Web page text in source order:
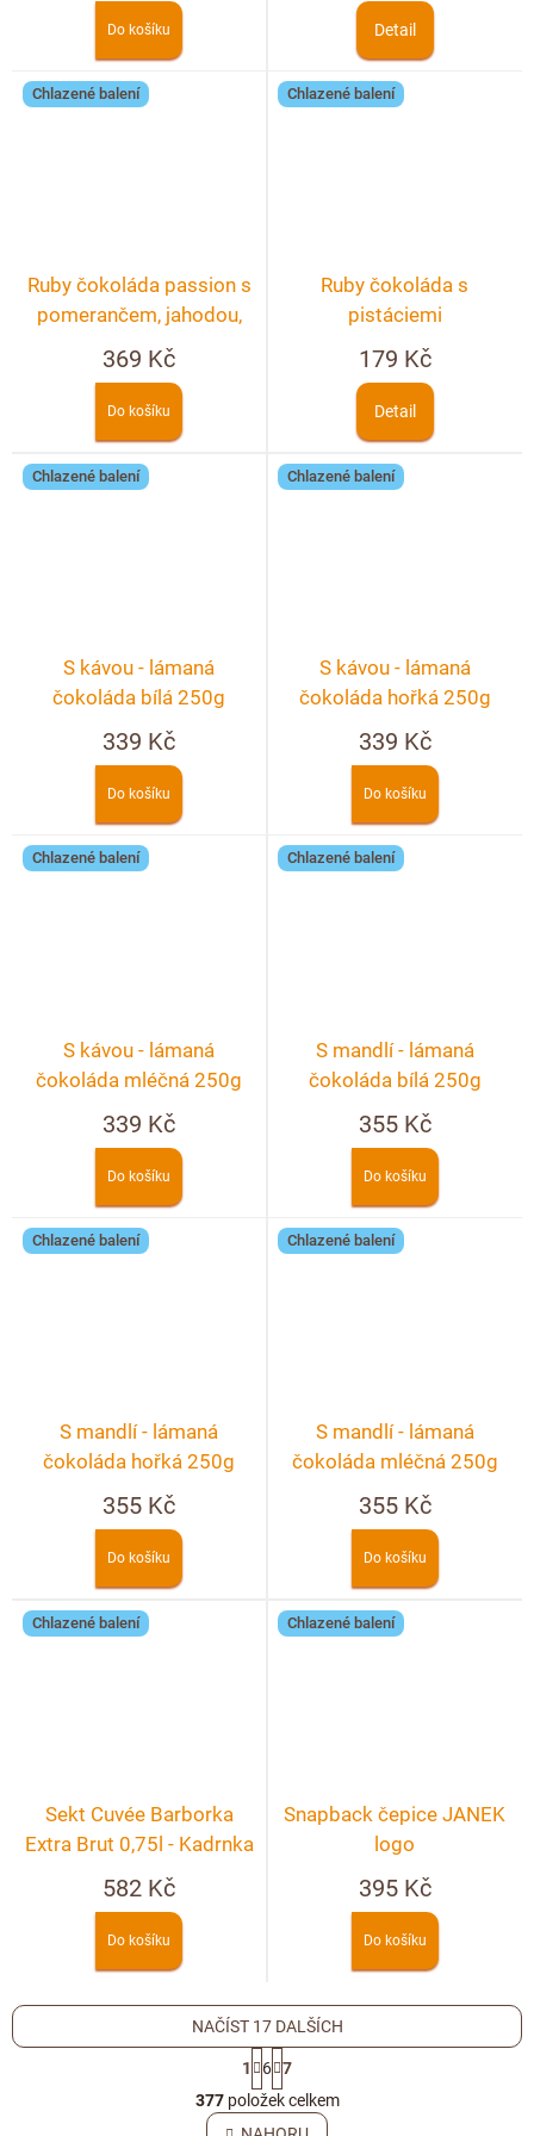
Do košíku Detail
Chlazené balení
Ruby čokoláda passion s
pomerančem, jahodou,
pistácií a květem růže
369 Kč
Do košíku
Chlazené balení
Ruby čokoláda s
pistáciemi
179 Kč
Detail
Chlazené balení
S kávou - lámaná
čokoláda bílá 250g
339 Kč
Do košíku
Chlazené balení
S kávou - lámaná
čokoláda hořká 250g
339 Kč
Do košíku
Chlazené balení
S kávou - lámaná
čokoláda mléčná 250g
339 Kč
Do košíku
Chlazené balení
S mandlí - lámaná
čokoláda bílá 250g
355 Kč
Do košíku
Chlazené balení
S mandlí - lámaná
čokoláda hořká 250g
355 Kč
Do košíku
Chlazené balení
S mandlí - lámaná
čokoláda mléčná 250g
355 Kč
Do košíku
Chlazené balení
Sekt Cuvée Barborka
Extra Brut 0,75l - Kadrnka
582 Kč
Do košíku
Chlazené balení
Snapback čepice JANEK
logo
395 Kč
Do košíku
O
v
NAČÍST 17 DALŠÍCH
S
t
r
á
1 6 7
377položek celkem